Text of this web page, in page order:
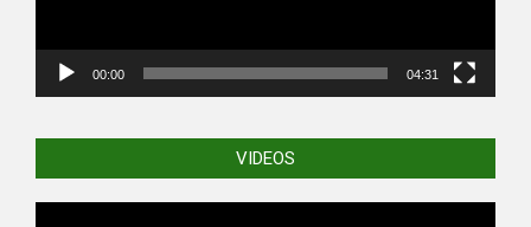
00:00 04:31
VIDEOS